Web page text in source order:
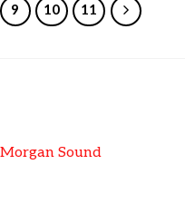
9 10 11
Sound